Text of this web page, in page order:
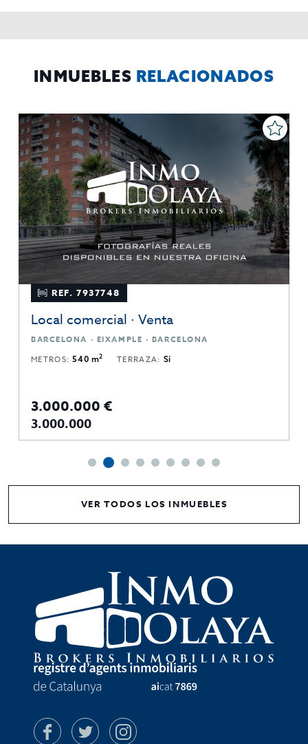
rectificar y suprimir los datos, solicitar la portabilidad de los
INMUEBLES RELACIONADOS
REF. 7937748
Local comercial · Venta
BARCELONA · EIXAMPLE · BARCELONA
METROS:540 m2 TERRAZA: Sí
3.000.000 €
3.000.000
VER TODOS LOS INMUEBLES